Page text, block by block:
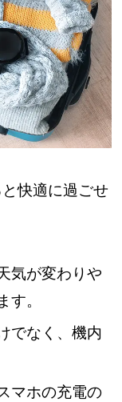
快適に過ごせ
気が変わりや
す。
でなく、機内
マホの充電の